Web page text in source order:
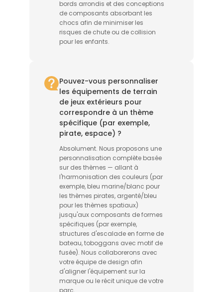
bords arrondis et des conceptions
de composants absorbant les
chocs afin de minimiser les
risques de chute ou de collision
pour les enfants.
Pouvez-vous personnaliser
les équipements de terrain
de jeux extérieurs pour
correspondre à un thème
spécifique (par exemple,
pirate, espace) ?
Absolument. Nous proposons une
personnalisation complète basée
sur des thèmes — allant à
l'harmonisation des couleurs (par
exemple, bleu marine/blanc pour
les thèmes pirates, argenté/bleu
pour les thèmes spatiaux)
jusqu'aux composants de formes
spécifiques (par exemple,
structures d'escalade en forme de
bateau, toboggans avec motif de
fusée). Nous collaborerons avec
votre équipe de design afin
d'aligner l'équipement sur la
marque ou le récit unique de votre